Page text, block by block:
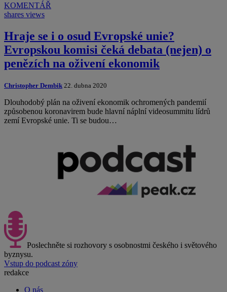
KOMENTÁŘ
shares views
Hraje se i o osud Evropské unie?
Evropskou komisi čeká debata (nejen) o
penězích na oživení ekonomik
Christopher Dembik 22. dubna 2020
Dlouhodobý plán na oživení ekonomik ochromených pandemií
způsobenou koronavirem bude hlavní náplní videosummitu lídrů
zemí Evropské unie. Ti se budou…
Poslechněte si rozhovory s osobnostmi českého i světového
byznysu.
Vstup do podcast zóny
redakce
O nás